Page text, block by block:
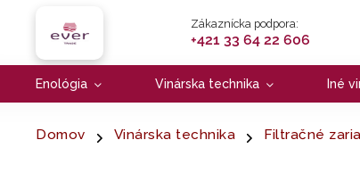
Zákaznícka podpora:
+421 33 64 22 606
Enológia Vinárska technika Iné
Domov Vinárska technika Filtračné